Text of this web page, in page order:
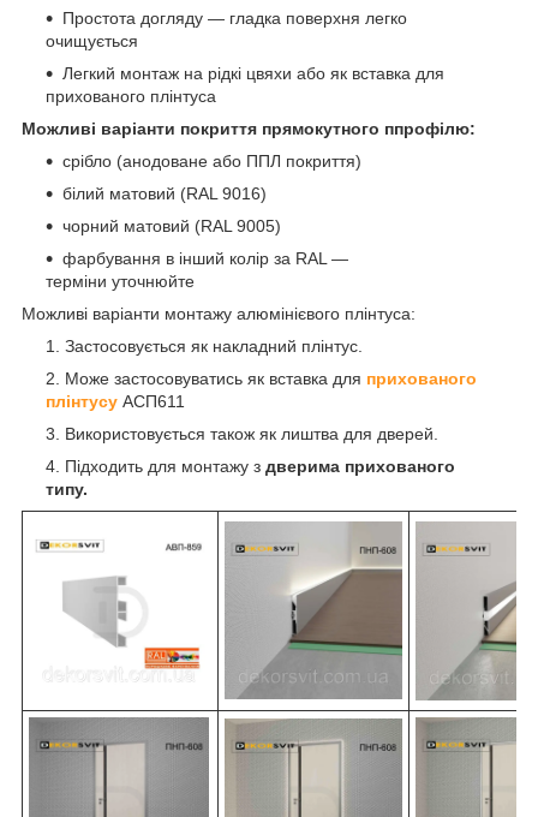
Простота догляду — гладка поверхня легко
очищується
Легкий монтаж на рідкі цвяхи або як вставка для
прихованого плінтуса
Можливі варіанти покриття прямокутного ппрофілю:
срібло (анодоване або ППЛ покриття)
білий матовий (RAL 9016)
чорний матовий (RAL 9005)
фарбування в інший колір за RAL —
терміни уточнюйте
Можливі варіанти монтажу алюмінієвого плінтуса:
Застосовується як накладний плінтус.
Може застосовуватись як вставка для прихованого
плінтусу АСП611
Використовується також як лиштва для дверей.
Підходить для монтажу з дверима прихованого
типу.